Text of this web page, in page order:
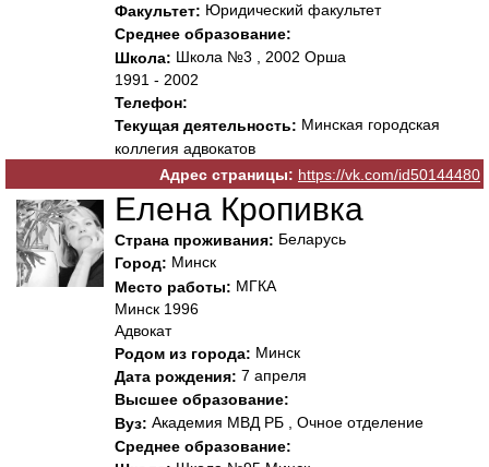
Факультет: Юридический факультет
Среднее образование:
Школа: Школа №3 , 2002 Орша
1991 - 2002
Телефон:
Текущая деятельность: Минская городская
коллегия адвокатов
Адрес страницы: https://vk.com/id50144480
Елена Кропивка
Страна проживания: Беларусь
Город: Минск
Место работы: МГКА
Минск 1996
Адвокат
Родом из города: Минск
Дата рождения: 7 апреля
Высшее образование:
Вуз: Академия МВД РБ , Очное отделение
Среднее образование: